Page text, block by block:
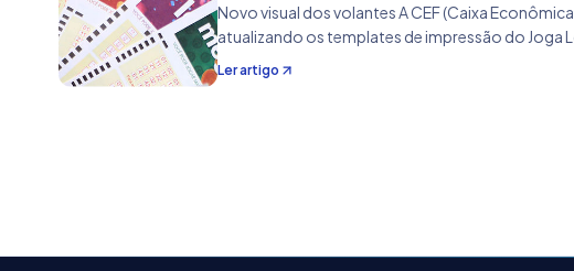
Novo visual dos volantes A CEF (Caixa
atualizando os templates de impressão do Joga
Ler artigo